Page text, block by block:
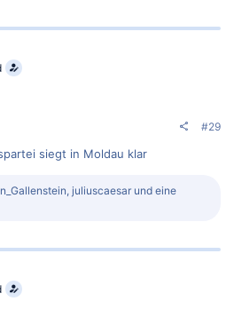
#29
siegt in Moldau klar
, juliuscaesar und eine